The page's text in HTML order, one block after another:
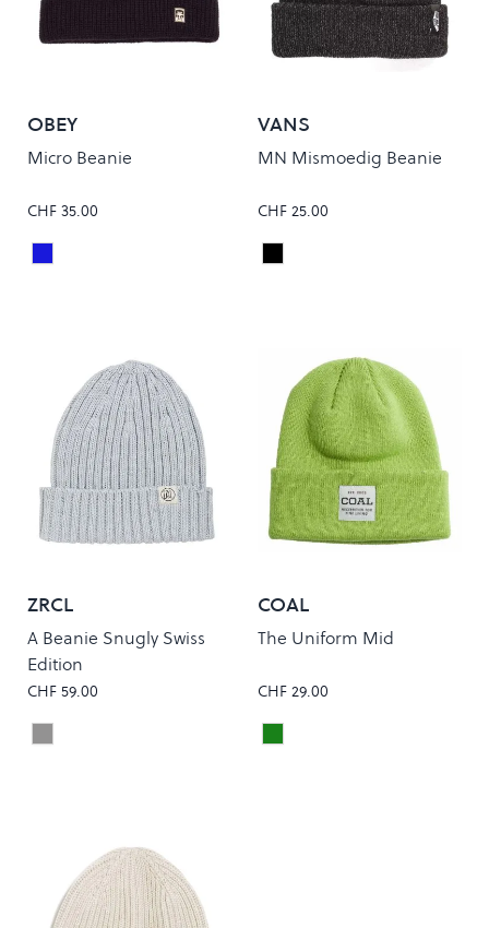
OBEY
Micro Beanie
CHF 35.00
Colour
ACADEMY NAVY
VANS
MN Mismoedig Beanie
CHF 25.00
Colour
Black Heather
ZRCL
A Beanie Snugly Swiss
Edition
CHF 59.00
Colour
Silver Shine
COAL
The Uniform Mid
CHF 29.00
Colour
ACID GREEN